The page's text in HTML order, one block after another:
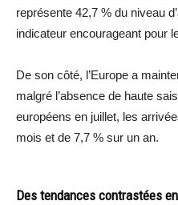
représente 42,7 % du niveau
indicateur encourageant pour
De son côté, l’Europe a
malgré l’absence de haute
européens en juillet, les
mois et de 7,7 % sur un an.
Des tendances contrastées